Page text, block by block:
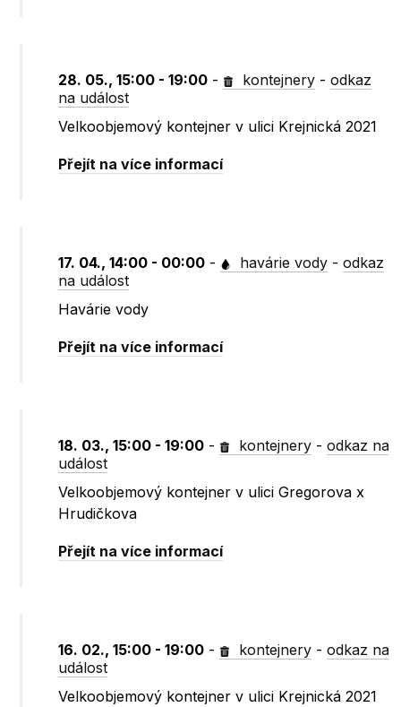
28. 05., 15:00 - 19:00 - kontejnery -odkaz
na událost
Velkoobjemový kontejner v ulici Krejnická 2021
Přejít na více informací
17. 04., 14:00 - 00:00 - havárie vody -odkaz
na událost
Havárie vody
Přejít na více informací
18. 03., 15:00 - 19:00 - kontejnery -odkaz na
událost
Velkoobjemový kontejner v ulici Gregorova x
Hrudičkova
Přejít na více informací
16. 02., 15:00 - 19:00 - kontejnery -odkaz na
událost
Velkoobjemový kontejner v ulici Krejnická 2021